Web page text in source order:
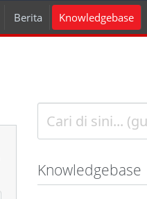
Berita Knowledgebase
Knowledgebase